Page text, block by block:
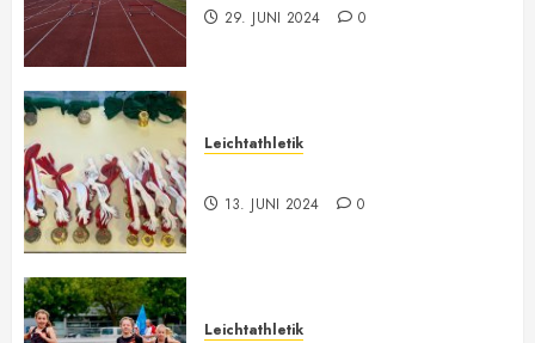
29. JUNI 2024 0
Leichtathletik
13. JUNI 2024 0
Leichtathletik